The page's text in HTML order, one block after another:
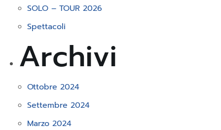
SOLO – TOUR 2026
Spettacoli
Archivi
Ottobre 2024
Settembre 2024
Marzo 2024